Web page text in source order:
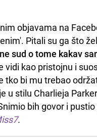
objavama na
Pitali su ga što
sud o tome kakav
vidi kao pristojnu i
tko bi mu trebao
u stilu Charlieja
bih govor i
.